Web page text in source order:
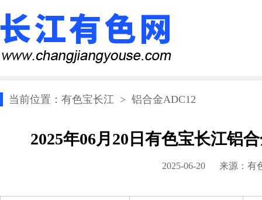
当前位置： 有色宝长江 > 铝合金ADC12
2025年06月20日有色宝长江铝
2025-06-20 来源： 有